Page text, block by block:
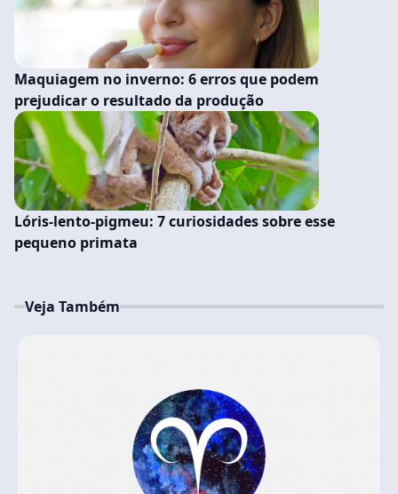
Maquiagem no inverno: 6 erros que podem
prejudicar o resultado da produção
Lóris-lento-pigmeu: 7 curiosidades sobre esse
pequeno primata
Veja Também